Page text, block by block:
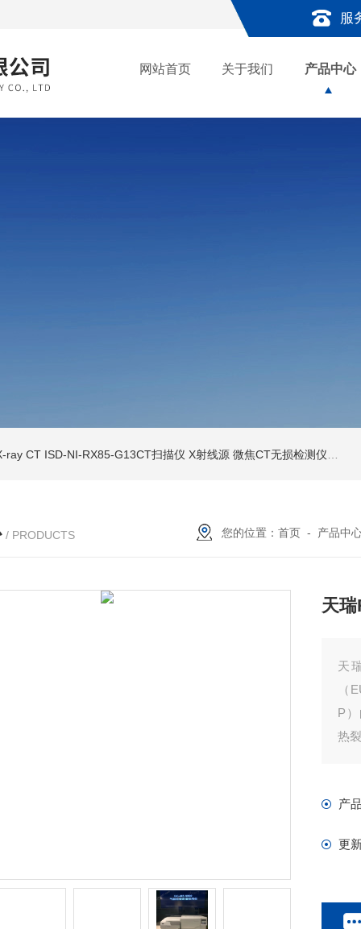
服
网站首页 关于我们 产品中心
ray CT ISD-NI-RX85-G13CT扫描仪 X射线源 微焦CT无损检测仪器
/ PRODUCTS 您的位置：首页 - 产品中
天
天
（
P
热
产
更